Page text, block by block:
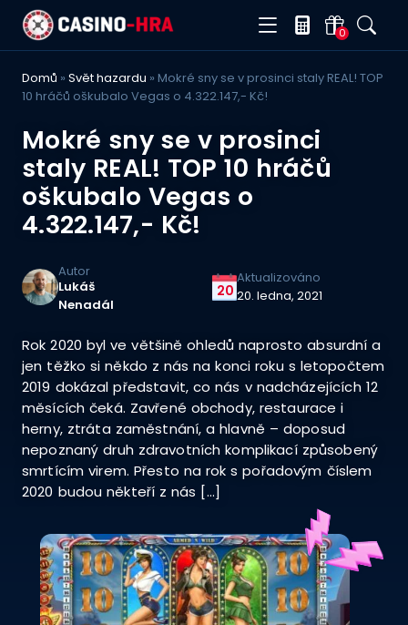
0
Domů » Svět hazardu » Mokré sny se v prosinci staly REAL! TOP
10 hráčů oškubalo Vegas o 4.322.147,- Kč!
Mokré sny se v prosinci
staly REAL! TOP 10 hráčů
oškubalo Vegas o
4.322.147,- Kč!
Autor
Lukáš
Nenadál
20
Aktualizováno
20. ledna, 2021
Rok 2020 byl ve většině ohledů naprosto absurdní a
jen těžko si někdo z nás na konci roku s letopočtem
2019 dokázal představit, co nás v nadcházejících 12
měsících čeká. Zavřené obchody, restaurace i
herny, ztráta zaměstnání, a hlavně – doposud
nepoznaný druh zdravotních komplikací způsobený
smrtícím virem. Přesto na rok s pořadovým číslem
2020 budou někteří z nás […]